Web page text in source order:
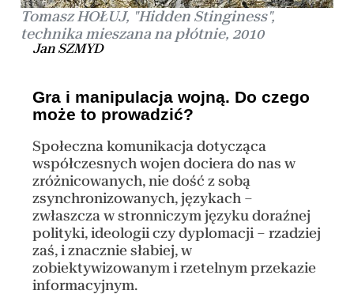
Tomasz HOŁUJ, "Hidden Stinginess",
technika mieszana na płótnie, 2010
Jan SZMYD
Gra i manipulacja wojną. Do czego
może to prowadzić?
Społeczna komunikacja dotycząca
współczesnych wojen dociera do nas w
zróżnicowanych, nie dość z sobą
zsynchronizowanych, językach –
zwłaszcza w stronniczym języku doraźnej
polityki, ideologii czy dyplomacji – rzadziej
zaś, i znacznie słabiej, w
zobiektywizowanym i rzetelnym przekazie
informacyjnym.